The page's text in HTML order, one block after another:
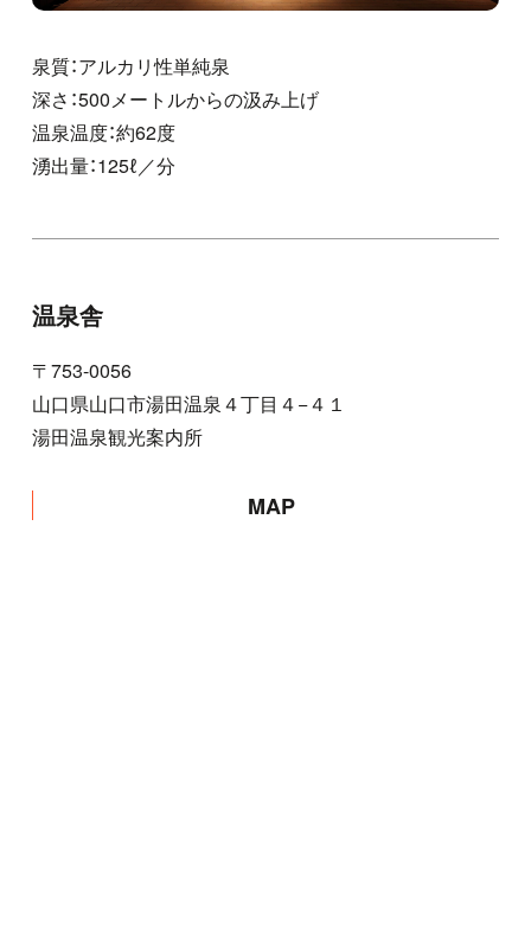
泉質：アルカリ性単純泉
深さ：500メートルからの汲み上げ
温泉温度：約62度
湧出量：125ℓ／分
温泉舎
〒753-0056
山口県山口市湯田温泉４丁目４−４１
湯田温泉観光案内所
MAP